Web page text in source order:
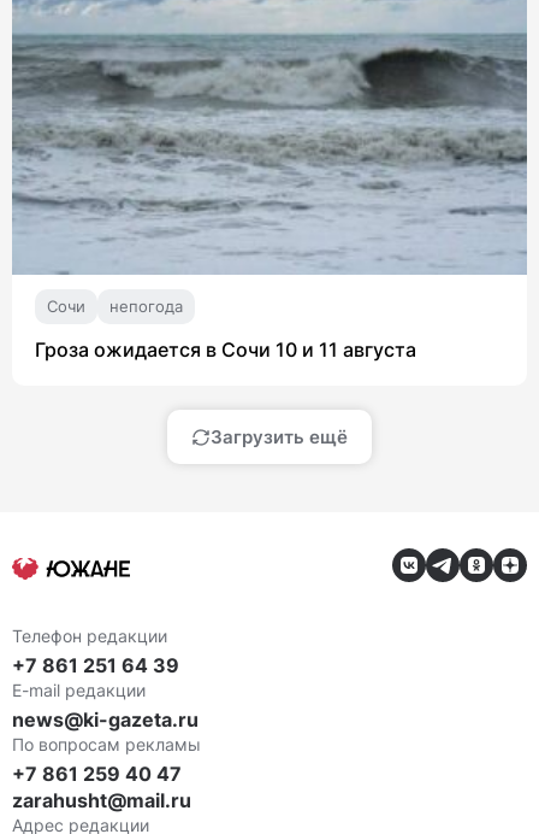
Сочи непогода
Гроза ожидается в Сочи 10 и 11 августа
Загрузить ещё
Телефон редакции
+7 861 251 64 39
E-mail редакции
news@ki-gazeta.ru
По вопросам рекламы
+7 861 259 40 47
zarahusht@mail.ru
Адрес редакции